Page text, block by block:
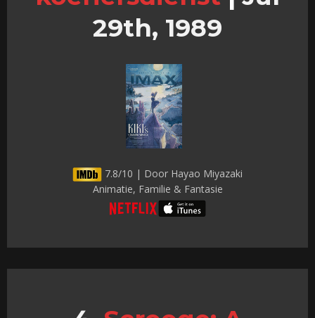
29th, 1989
7.8/10 | Door Hayao Miyazaki
Animatie, Familie & Fantasie